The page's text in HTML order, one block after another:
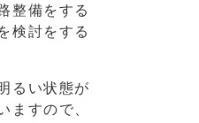
整備をする
検討をする
るい状態が
ますので、